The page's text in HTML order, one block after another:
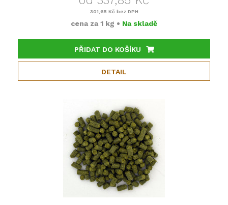
301,65 Kč bez DPH
cena za 1 kg • Na skladě
PŘIDAT DO KOŠÍKU
DETAIL